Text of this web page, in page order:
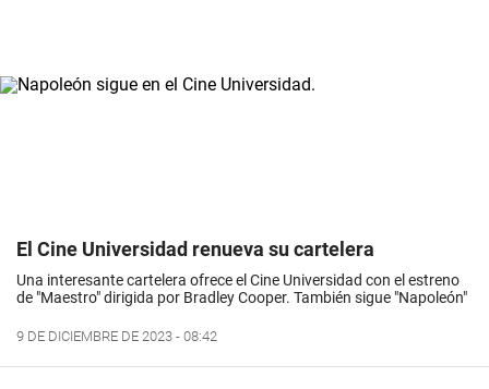
El Cine Universidad renueva su cartelera
Una interesante cartelera ofrece el Cine Universidad con el estreno
de "Maestro" dirigida por Bradley Cooper. También sigue "Napoleón"
9 DE DICIEMBRE DE 2023 - 08:42